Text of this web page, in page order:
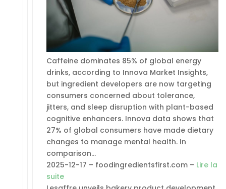
Caffeine dominates 85% of global energy
drinks, according to Innova Market Insights,
but ingredient developers are now targeting
consumers concerned about tolerance,
jitters, and sleep disruption with plant-based
cognitive enhancers. Innova data shows that
27% of global consumers have made dietary
changes to manage mental health. In
comparison…
2025-12-17 – foodingredientsfirst.com – Lire la
suite